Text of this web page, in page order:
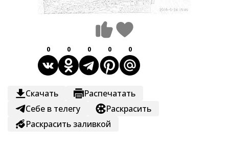
0 0 0 0 0
Скачать
Распечатать
Себе в телегу
Раскрасить
Раскрасить заливкой